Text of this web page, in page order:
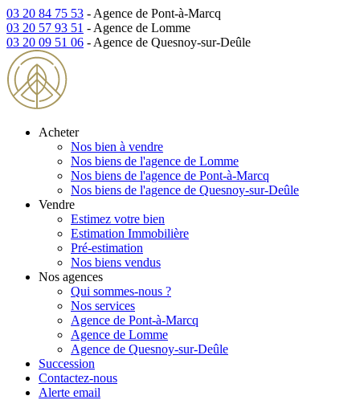
03 20 84 75 53 - Agence de Pont-à-Marcq
03 20 57 93 51 - Agence de Lomme
03 20 09 51 06 - Agence de Quesnoy-sur-Deûle
Acheter
Nos bien à vendre
Nos biens de l'agence de Lomme
Nos biens de l'agence de Pont-à-Marcq
Nos biens de l'agence de Quesnoy-sur-Deûle
Vendre
Estimez votre bien
Estimation Immobilière
Pré-estimation
Nos biens vendus
Nos agences
Qui sommes-nous ?
Nos services
Agence de Pont-à-Marcq
Agence de Lomme
Agence de Quesnoy-sur-Deûle
Succession
Contactez-nous
Alerte email